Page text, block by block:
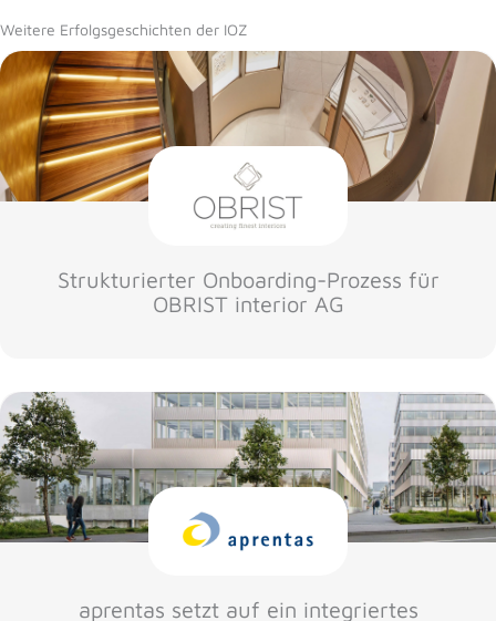
Weitere Erfolgsgeschichten der IOZ
Strukturierter Onboarding-Prozess für
OBRIST interior AG
aprentas setzt auf ein integriertes